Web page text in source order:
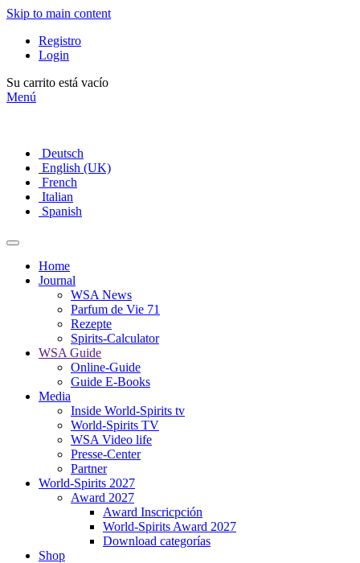
Skip to main content
Registro
Login
Su carrito está vacío
Menú
Deutsch
English (UK)
French
Italian
Spanish
Home
Journal
WSA News
Parfum de Vie 71
Rezepte
Spirits-Calculator
WSA Guide
Online-Guide
Guide E-Books
Media
Inside World-Spirits tv
World-Spirits TV
WSA Video life
Presse-Center
Partner
World-Spirits 2027
Award 2027
Award Inscricpción
World-Spirits Award 2027
Download categorías
Shop